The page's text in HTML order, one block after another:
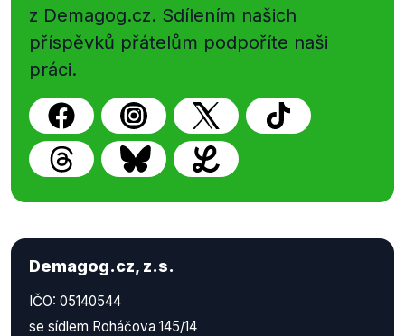
z Demagog.cz. Sdílením našich
příspěvků přátelům podpoříte naši
práci.
Demagog.cz, z.s.
IČO: 05140544
se sídlem Roháčova 145/14